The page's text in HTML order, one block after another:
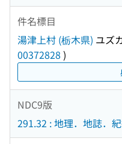
件名標目
湯津上村 (栃木県) ユズ
00372828 )
NDC9版
291.32 : 地理．地誌．